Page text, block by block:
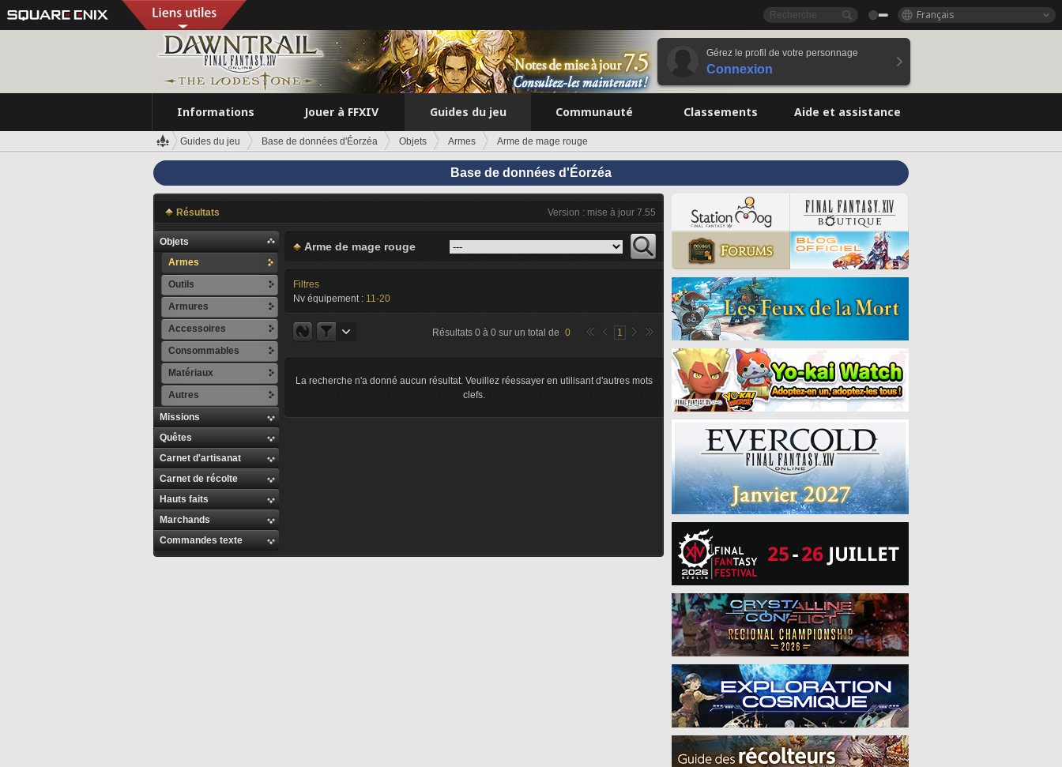
Français
Gérez le profil de votre personnage
Connexion
Informations Jouer à FFXIV Guides du jeu Communauté Classements Aide et assistance
Guides du jeu Base de données d'Éorzéa Objets Armes Arme de mage rouge
Base de données d'Éorzéa
Résultats Version : mise à jour 7.55
Objets
Armes
Outils
Armures
Accessoires
Consommables
Matériaux
Autres
Missions
Quêtes
Carnet d'artisanat
Carnet de récolte
Hauts faits
Marchands
Commandes texte
Arme de mage rouge
Filtres
Nv équipement : 11-20
Résultats 0 à 0 sur un total de 0 1
La recherche n'a donné aucun résultat. Veuillez réessayer en utilisant d'autres mots
clefs.